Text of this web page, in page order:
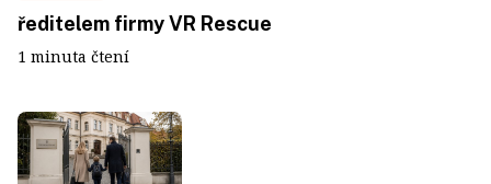
ředitelem firmy VR Rescue
1 minuta čtení